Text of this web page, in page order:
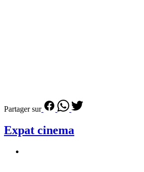
Partager sur
Expat cinema